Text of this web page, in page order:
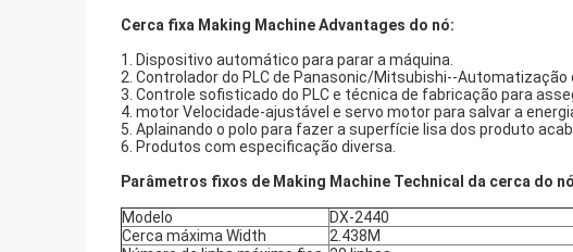
Cerca fixa Making Machine Advantages do nó:
1. Dispositivo automático para parar a máquina.
2. Controlador do PLC de Panasonic/Mitsubishi--Automatização
3. Controle sofisticado do PLC e técnica de fabricação para
4. motor Velocidade-ajustável e servo motor para salvar a
5. Aplainando o polo para fazer a superfície lisa dos produto
6. Produtos com especificação diversa.
Parâmetros fixos de Making Machine Technical da cerca do
Modelo
DX-2440
Cerca máxima Width
2.438M